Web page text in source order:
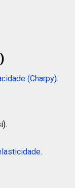
(Charpy).
.